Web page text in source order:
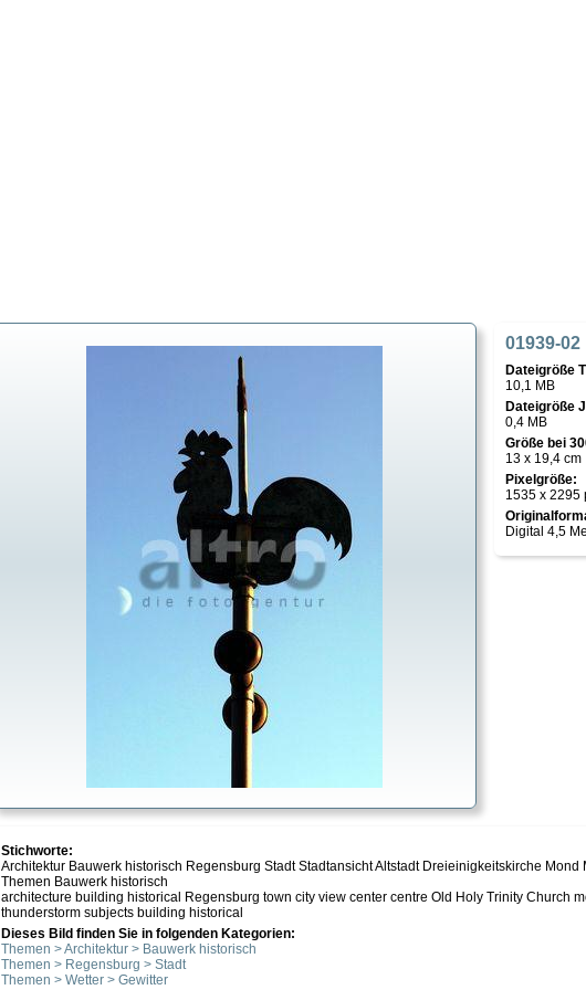
01939-02
Dateigröße
10,1 MB
Dateigröße
0,4 MB
Größe bei
13 x 19,4 cm
Pixelgröße:
1535 x 2295
Digital 4,5
Stichworte:
Architektur Bauwerk historisch Regensburg Stadt Stadtansicht Altstadt Dreieinigkeitskirche
Themen Bauwerk historisch
architecture building historical Regensburg town city view center centre Old Holy Trinity Church
thunderstorm subjects building historical
Dieses Bild finden Sie in folgenden Kategorien:
Themen > Architektur > Bauwerk historisch
Themen > Regensburg > Stadt
Themen > Wetter > Gewitter